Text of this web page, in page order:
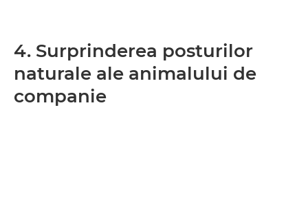
4. Surprinderea posturilor
naturale ale animalului de
companie